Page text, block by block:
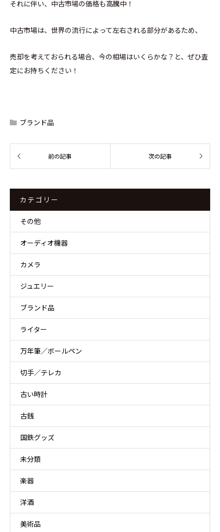
それに伴い、中古市場の価格も高騰中！
中古市場は、世界の流行によって左右される部分があるため、
売却を考えておられる場合、今の相場はいくらかな？と、ぜひ査
定にお持ちください！
ブランド品
カテゴリー
その他
オーディオ機器
カメラ
ジュエリー
ブランド品
ライター
万年筆／ボールペン
切手／テレカ
古い時計
古銭
国鉄グッズ
未分類
楽器
洋酒
美術品